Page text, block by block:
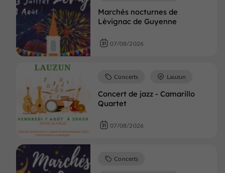
Marchés nocturnes de
Lévignac de Guyenne
07/08/2026
Concert de jazz - Camarillo
Quartet
Concerts Lauzun
07/08/2026
Concerts